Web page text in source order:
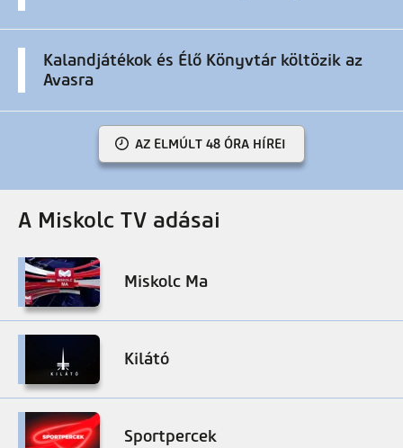
Kalandjátékok és Élő Könyvtár költözik az
Avasra
AZ ELMÚLT 48 ÓRA HÍREI
A Miskolc TV adásai
Miskolc Ma
Kilátó
Sportpercek